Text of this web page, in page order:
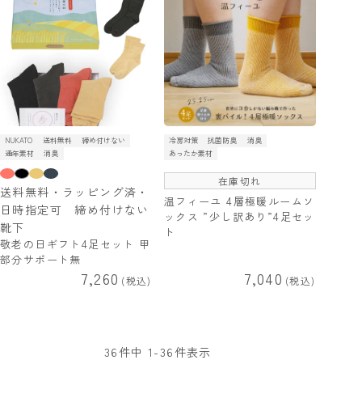
NUKATO 送料無料
締め付けない
通年素材
消臭
送料無料・ラッピング済・
日時指定可 締め付けない
靴下
敬老の日ギフト4足セット 甲
部分サポート無
7,260 税込
冷房対策 抗菌防臭
消臭
あったか素材
在庫切れ
温フィーユ 4層極暖ルームソ
ックス ”少し訳あり”4足セッ
ト
7,040 税込
36 件中 1 -36 件表示